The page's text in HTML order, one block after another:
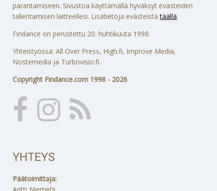
parantamiseen. Sivustoa käyttämällä hyväksyt evästeiden
tallentamisen laitteellesi. Lisätietoja evästeistätäällä.
Findance on perustettu 20. huhtikuuta 1998.
Yhteistyössä: All Over Press, High.fi, Improve Media,
Nostemedia ja Turbovisio.fi.
Copyright Findance.com 1998 - 2026
YHTEYS
Päätoimittaja: